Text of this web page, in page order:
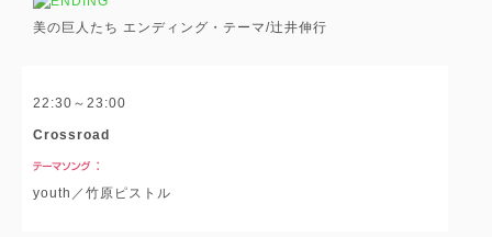
美の巨人たち エンディング・テーマ/辻井伸行
22:30～23:00
Crossroad
youth／竹原ピストル